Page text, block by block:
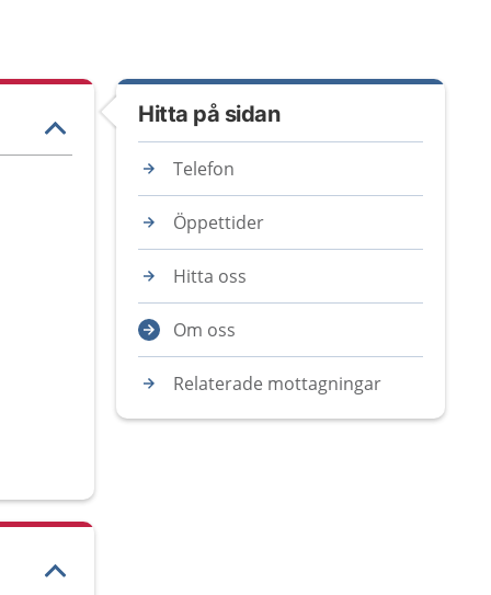
Hitta på sidan
Telefon
Öppettider
Hitta oss
Om oss
Relaterade mottagningar